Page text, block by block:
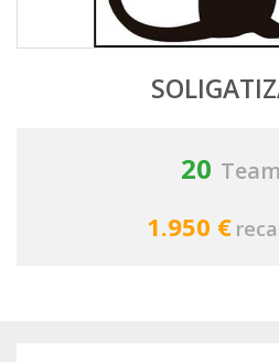
20
1.950 €